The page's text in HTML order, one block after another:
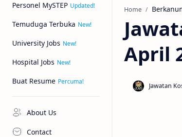
Personel MySTEP
Temuduga Terbuka
University Jobs
Hospital Jobs
Buat Resume
About Us
Contact
Home
April